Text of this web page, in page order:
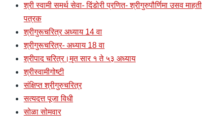
श्री स्वामी समर्थ सेवा- दिंडोरी प्रणित- श्रीगुरुपौर्णिमा उसव माहती
पत्रक
श्रीगुरूचरित्र अध्याय 14 वा
श्रीगुरूचरित्र- अध्याय 18 वा
श्रीपाद चरित्र।मृत सार १ ते ५३ अध्याय
श्रीस्वामीगोष्टी
संक्षिप्त श्रीगुरुचरित्र
सत्यदत्त पूजा विधी
सोळा सोमवार